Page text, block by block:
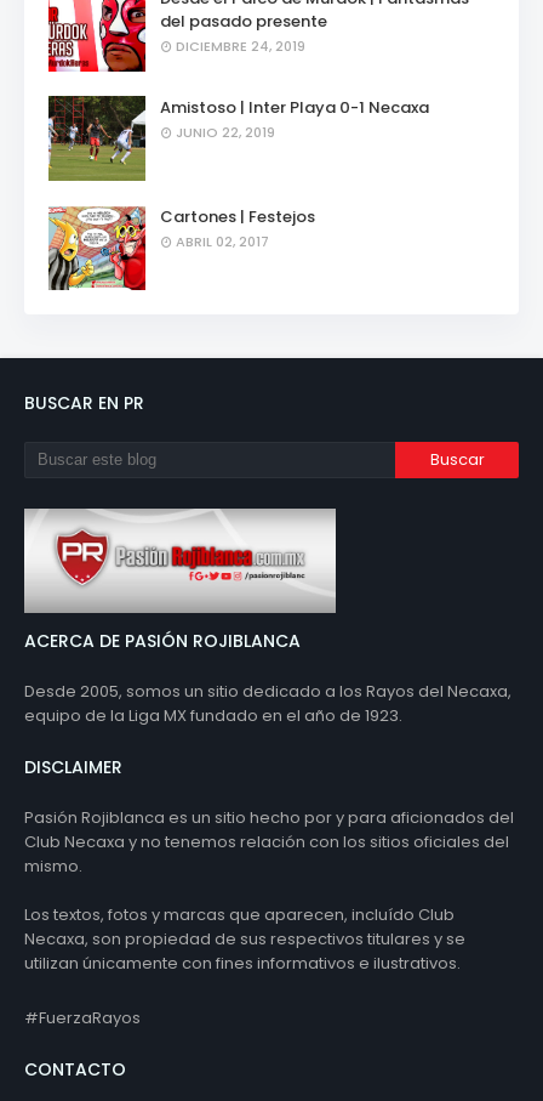
del pasado presente
DICIEMBRE 24, 2019
Amistoso | Inter Playa 0-1 Necaxa
JUNIO 22, 2019
Cartones | Festejos
ABRIL 02, 2017
BUSCAR EN PR
ACERCA DE PASIÓN ROJIBLANCA
Desde 2005, somos un sitio dedicado a los Rayos del Necaxa,
equipo de la Liga MX fundado en el año de 1923.
DISCLAIMER
Pasión Rojiblanca es un sitio hecho por y para aficionados del
Club Necaxa y no tenemos relación con los sitios oficiales del
mismo.
Los textos, fotos y marcas que aparecen, incluído Club
Necaxa, son propiedad de sus respectivos titulares y se
utilizan únicamente con fines informativos e ilustrativos.
#FuerzaRayos
CONTACTO